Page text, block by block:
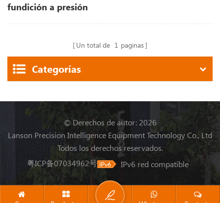
fundición a presión
Un total de 1 paginas
Categorías
© Derechos de autor: 2026
Lanson Precision Intelligence Equipment Technology Co., Ltd
Todos los derechos reservados.
粤ICP备07034962号
IPv6 red compatible